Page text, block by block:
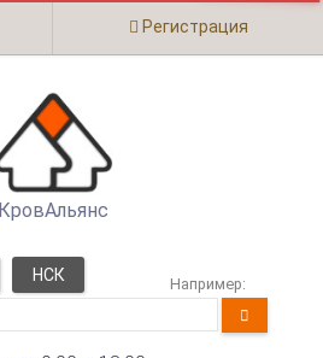
Регистрация
КровАльянс
НСК Например: